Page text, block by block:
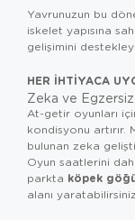
Yavrunuzun bu
iskelet yapısına
gelişimini
HER İHTIYACA
Zeka ve
At-getir oyunları
kondisyonu artırır.
bulunan zeka
Oyun saatlerini
parkta köpek
alanı